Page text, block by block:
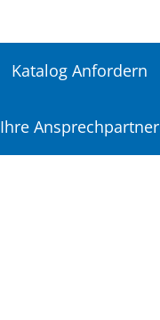
Katalog Anfordern
Ihre Ansprechpartner